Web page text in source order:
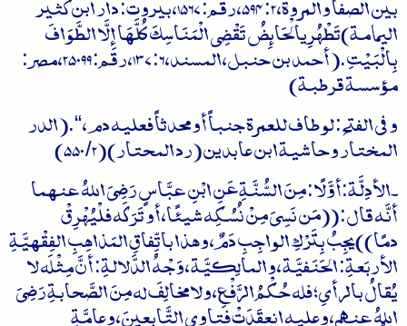
اليمامة)تَطْهُرِيالْحَائِضُ تَقْضِي الْمَنَاسِكَ كُلَّهَا إِلَّا الطَّوَافَ
بِالْبَيْتِ.( أحمد بن حنبل، المسند، 6: 137، رقم: 25099، مصر:
مؤسسة قرطبة)
وفي الفتح: لو طاف للعمرة جنباً أو محدثاً فعليه دم ، “.( الدر
المختار وحاشية ابن عابدين (رد المحتار) (2/ 550)
۔الأدِلَّة:أوَّلًا: مِنَ السُّنَّةِعَنِ ابْنِ عبَّاسٍ رَضِيَ اللهُ عنهما
أنَّه قال: ((مَن نَسِيَ مِنْ نُسُكِه شيئًا، أو تَرَكَه فلْيُهْرِقْ
دمًا))يجِبُ بِتَرْكِ الواجِبِ دَمٌ، وهذا باتِّفاقِ المَذاهِبِ الفِقْهيَّةِ
الأربَعةِ: الحَنَفيَّة ، والمالِكيَّة ، وَجْهُ الدَّلالةِ: أنَّ مِثْلَه لا
يُقالُ بالرأيِ؛ فله حُكْمُ الرَّفْعِ، ولا مخالِفَ له مِنَ الصَّحابةِ رَضِيَ
اللهُ عنهم، وعليه انعقَدَتْ فتاوى التَّابعينَ، وعامَّةِ